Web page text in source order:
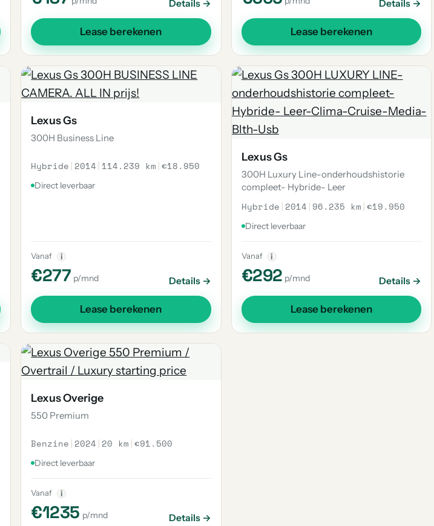
Details →
Lease berekenen
Details →
Lease berekenen
Lexus Gs
300H Business Line
Hybride | 2014 | 114.239 km |€18.950
Direct leverbaar
Vanaf i
€277 p/mnd Details →
Lease berekenen
Lexus Gs
300H Luxury Line-onderhoudshistorie
compleet- Hybride- Leer
Hybride | 2014 | 96.235 km |€19.950
Direct leverbaar
Vanaf i
€292 p/mnd Details →
Lease berekenen
Lexus Overige
550 Premium
Benzine | 2024 | 20 km |€91.500
Direct leverbaar
Vanaf i
€1235 p/mnd Details →